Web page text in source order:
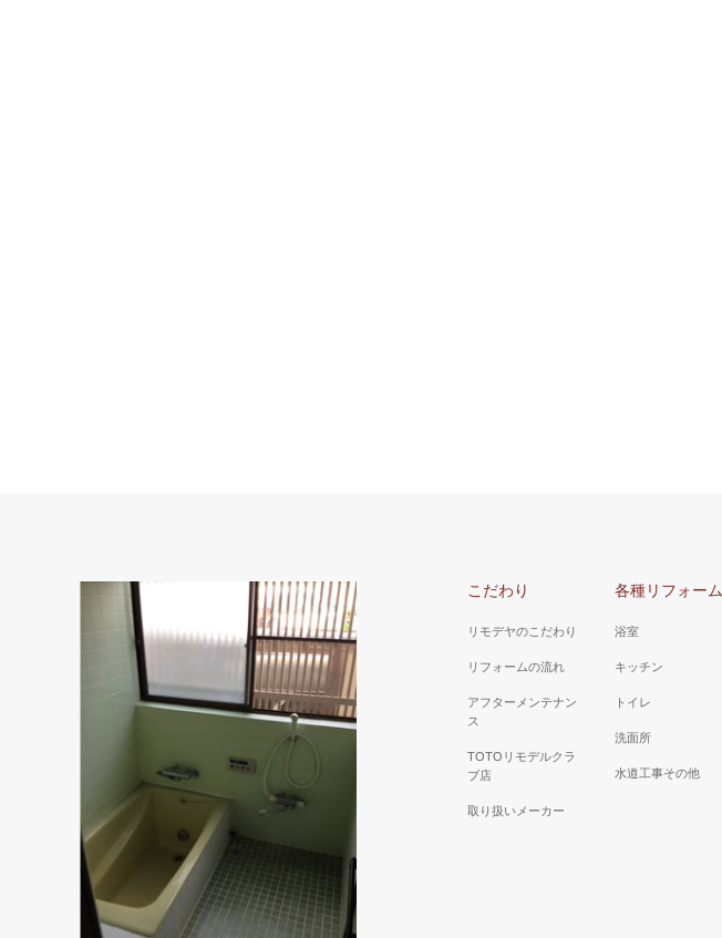
こだわり
リモデヤのこだわり
リフォームの流れ
アフターメンテナン
ス
TOTOリモデルクラ
ブ店
取り扱いメーカー
各種リフォーム
浴室
キッチン
トイレ
洗面所
水道工事その他